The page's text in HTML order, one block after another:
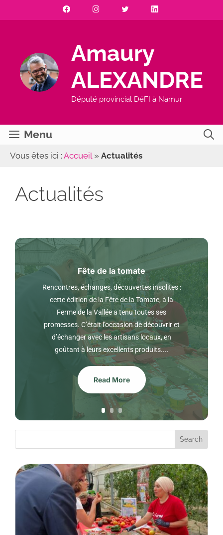
au
Amaury
ALEXANDRE
Député provincial DéFI à Namur
Menu
Vous êtes ici : Accueil» Actualités
Actualités
Fête de la tomate
Rencontres, échanges, découvertes insolites :
cette édition de la Fête de la Tomate, à la
Ferme de la Vallée a tenu toutes ses
promesses. C’était l’occasion de découvrir et
d’échanger avec les artisans locaux, en
goûtant à leurs excellents produits....
Read More